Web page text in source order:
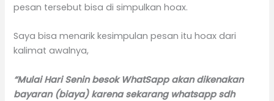
pesan tersebut bisa di simpulkan hoax.
Saya bisa menarik kesimpulan pesan itu hoax dari
kalimat awalnya,
“Mulai Hari Senin besok WhatSapp akan dikenakan
bayaran (biaya) karena sekarang whatsapp sdh